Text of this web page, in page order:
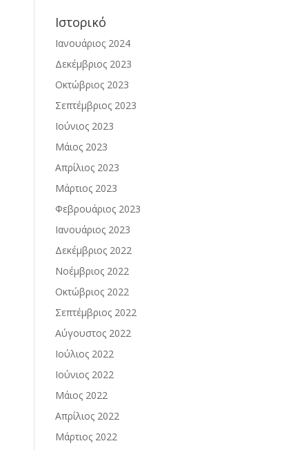
Ιστορικό
Ιανουάριος 2024
Δεκέμβριος 2023
Οκτώβριος 2023
Σεπτέμβριος 2023
Ιούνιος 2023
Μάιος 2023
Απρίλιος 2023
Μάρτιος 2023
Φεβρουάριος 2023
Ιανουάριος 2023
Δεκέμβριος 2022
Νοέμβριος 2022
Οκτώβριος 2022
Σεπτέμβριος 2022
Αύγουστος 2022
Ιούλιος 2022
Ιούνιος 2022
Μάιος 2022
Απρίλιος 2022
Μάρτιος 2022